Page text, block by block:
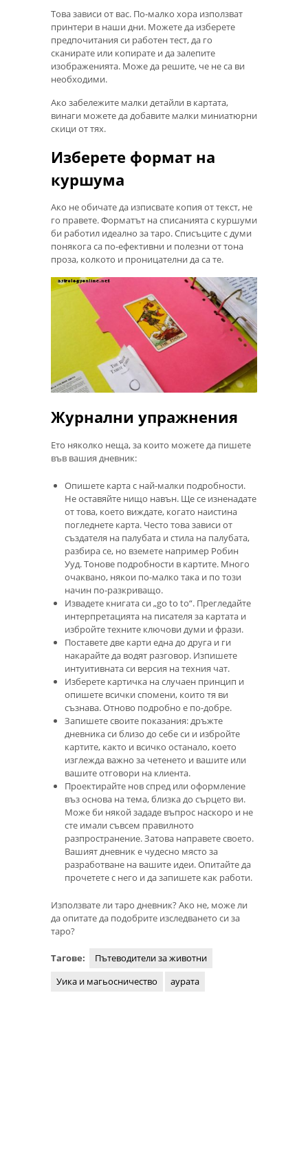
Това зависи от вас. По-малко хора използват
принтери в наши дни. Можете да изберете
предпочитания си работен тест, да го
сканирате или копирате и да залепите
изображенията. Може да решите, че не са ви
необходими.
Ако забележите малки детайли в картата,
винаги можете да добавите малки миниатюрни
скици от тях.
Изберете формат на
куршума
Ако не обичате да изписвате копия от текст, не
го правете. Форматът на списанията с куршуми
би работил идеално за таро. Списъците с думи
понякога са по-ефективни и полезни от тона
проза, колкото и проницателни да са те.
Журнални упражнения
Ето няколко неща, за които можете да пишете
във вашия дневник:
Опишете карта с най-малки подробности.
Не оставяйте нищо навън. Ще се изненадате
от това, което виждате, когато наистина
погледнете карта. Често това зависи от
създателя на палубата и стила на палубата,
разбира се, но вземете например Робин
Ууд. Тонове подробности в картите. Много
очаквано, някои по-малко така и по този
начин по-разкриващо.
Извадете книгата си „go to to“. Прегледайте
интерпретацията на писателя за картата и
избройте техните ключови думи и фрази.
Поставете две карти една до друга и ги
накарайте да водят разговор. Изпишете
интуитивната си версия на техния чат.
Изберете картичка на случаен принцип и
опишете всички спомени, които тя ви
съзнава. Отново подробно е по-добре.
Запишете своите показания: дръжте
дневника си близо до себе си и избройте
картите, както и всичко останало, което
изглежда важно за четенето и вашите или
вашите отговори на клиента.
Проектирайте нов спред или оформление
въз основа на тема, близка до сърцето ви.
Може би някой зададе въпрос наскоро и не
сте имали съвсем правилното
разпространение. Затова направете своето.
Вашият дневник е чудесно място за
разработване на вашите идеи. Опитайте да
прочетете с него и да запишете как работи.
Използвате ли таро дневник? Ако не, може ли
да опитате да подобрите изследването си за
таро?
Тагове:
Пътеводители за животни
Уика и магьосничество
аурата